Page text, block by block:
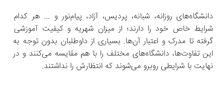
دانشگاه‌های روزانه، شبانه، پردیس، آزاد، پیام‌نور و ... هر کدام
شرایط خاص خود را دارند؛ از میزان شهریه و کیفیت آموزشی
گرفته تا مدرک و اعتبار آن‌ها. بسیاری از داوطلبان بدون توجه به
این تفاوت‌ها، دانشگاه‌های مختلف را با هم مقایسه می‌کنند و در
نهایت با شرایطی روبرو می‌شوند که انتظارش را نداشتند.